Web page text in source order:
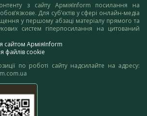
з сайту АрміяInform посилання на
обов’язкове. Для суб’єктів у сфері онлайн-медіа
у першому абзаці матеріалу прямого та
систем гіперпосилання на цитований
сайтом АрміяInform
файлів cookie
по роботі сайту надсилайте на адресу: